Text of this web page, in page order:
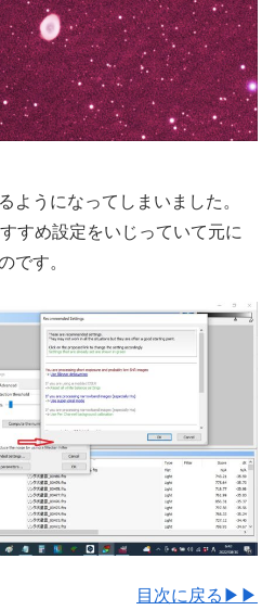
ようになってしまいました。
すめ設定をいじっていて元に
です。
目次に戻る▶▶